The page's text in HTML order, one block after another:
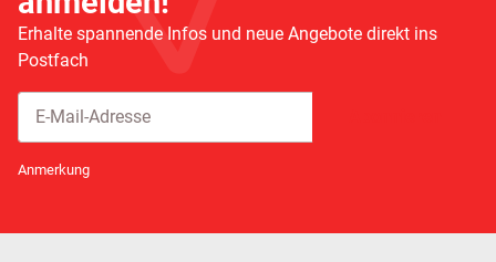
Erhalte spannende Infos und neue Angebote direkt ins
Postfach
Anmerkung